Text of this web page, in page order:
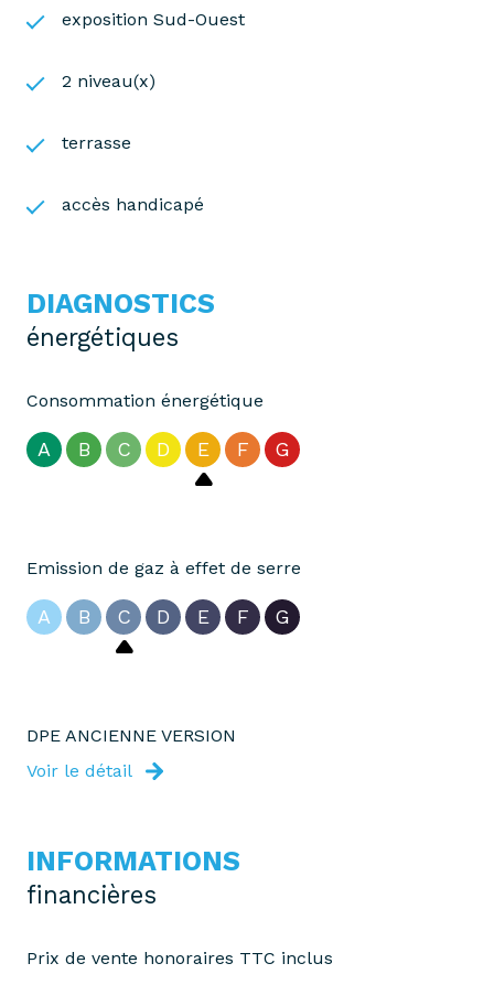
exposition Sud-Ouest
2 niveau(x)
terrasse
accès handicapé
DIAGNOSTICS
énergétiques
Consommation énergétique
A B C D E F G
Emission de gaz à effet de serre
A B C D E F G
DPE ANCIENNE VERSION
Voir le détail
INFORMATIONS
financières
Prix de vente honoraires TTC inclus